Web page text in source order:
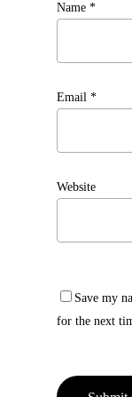
Name *
Email *
Website
Save my
for the next